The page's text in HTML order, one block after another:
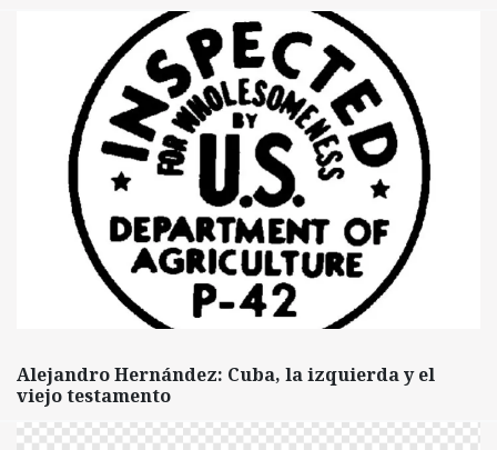
Alejandro Hernández: Cuba, la izquierda y el
viejo testamento